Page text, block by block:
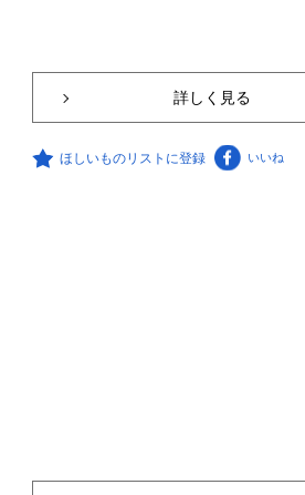
詳しく見る
ほしいものリストに登録 いいね